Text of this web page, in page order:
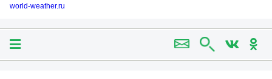
world-weather.ru